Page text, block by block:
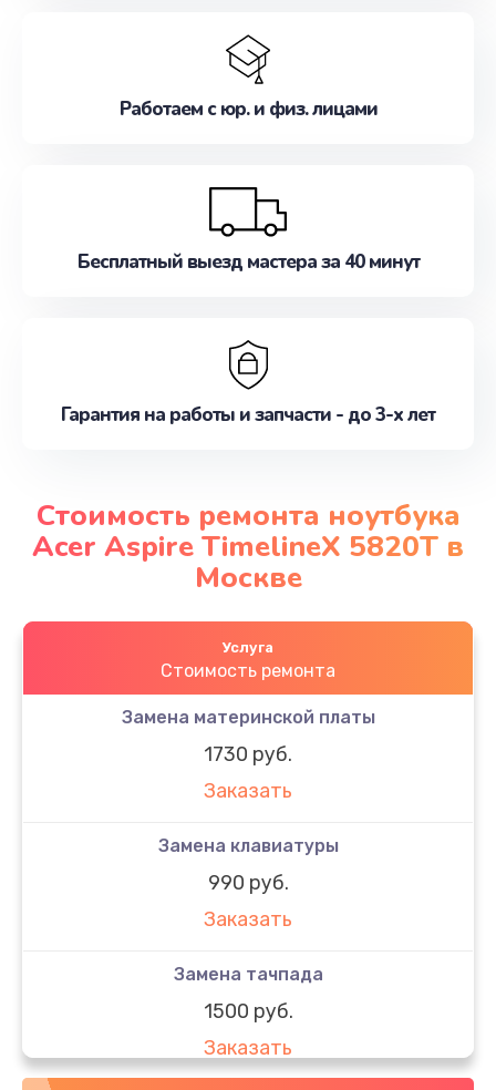
Работаем с юр. и физ. лицами
Бесплатный выезд мастера за 40 минут
Гарантия на работы и запчасти - до 3-х лет
Стоимость ремонта ноутбука
Acer Aspire TimelineX 5820T в
Москве
Услуга
Стоимость ремонта
Замена материнской платы
1730 руб.
Заказать
Замена клавиатуры
990 руб.
Заказать
Замена тачпада
1500 руб.
Заказать